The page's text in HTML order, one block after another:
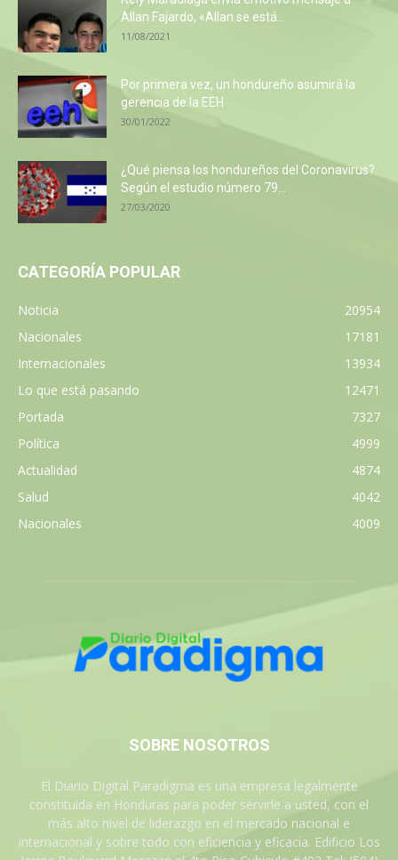
Allan Fajardo, «Allan se está...
11/08/2021
Por primera vez, un hondureño asumirá la
gerencia de la EEH
30/01/2022
¿Qué piensa los hondureños del Coronavirus?
Según el estudio número 79...
27/03/2020
CATEGORÍA POPULAR
Noticia
20954
Nacionales
17181
Internacionales
13934
Lo que está pasando
12471
Portada
7327
Política
4999
Actualidad
4874
Salud
4042
Nacionales
4009
SOBRE NOSOTROS
El Diario Digital Paradigma es una empresa legalmente
constituida en Honduras para poder servirle a usted, con el
más alto nivel de liderazgo en el mercado nacional e
internacional y sobre todo con eficiencia y eficacia. Edificio Los